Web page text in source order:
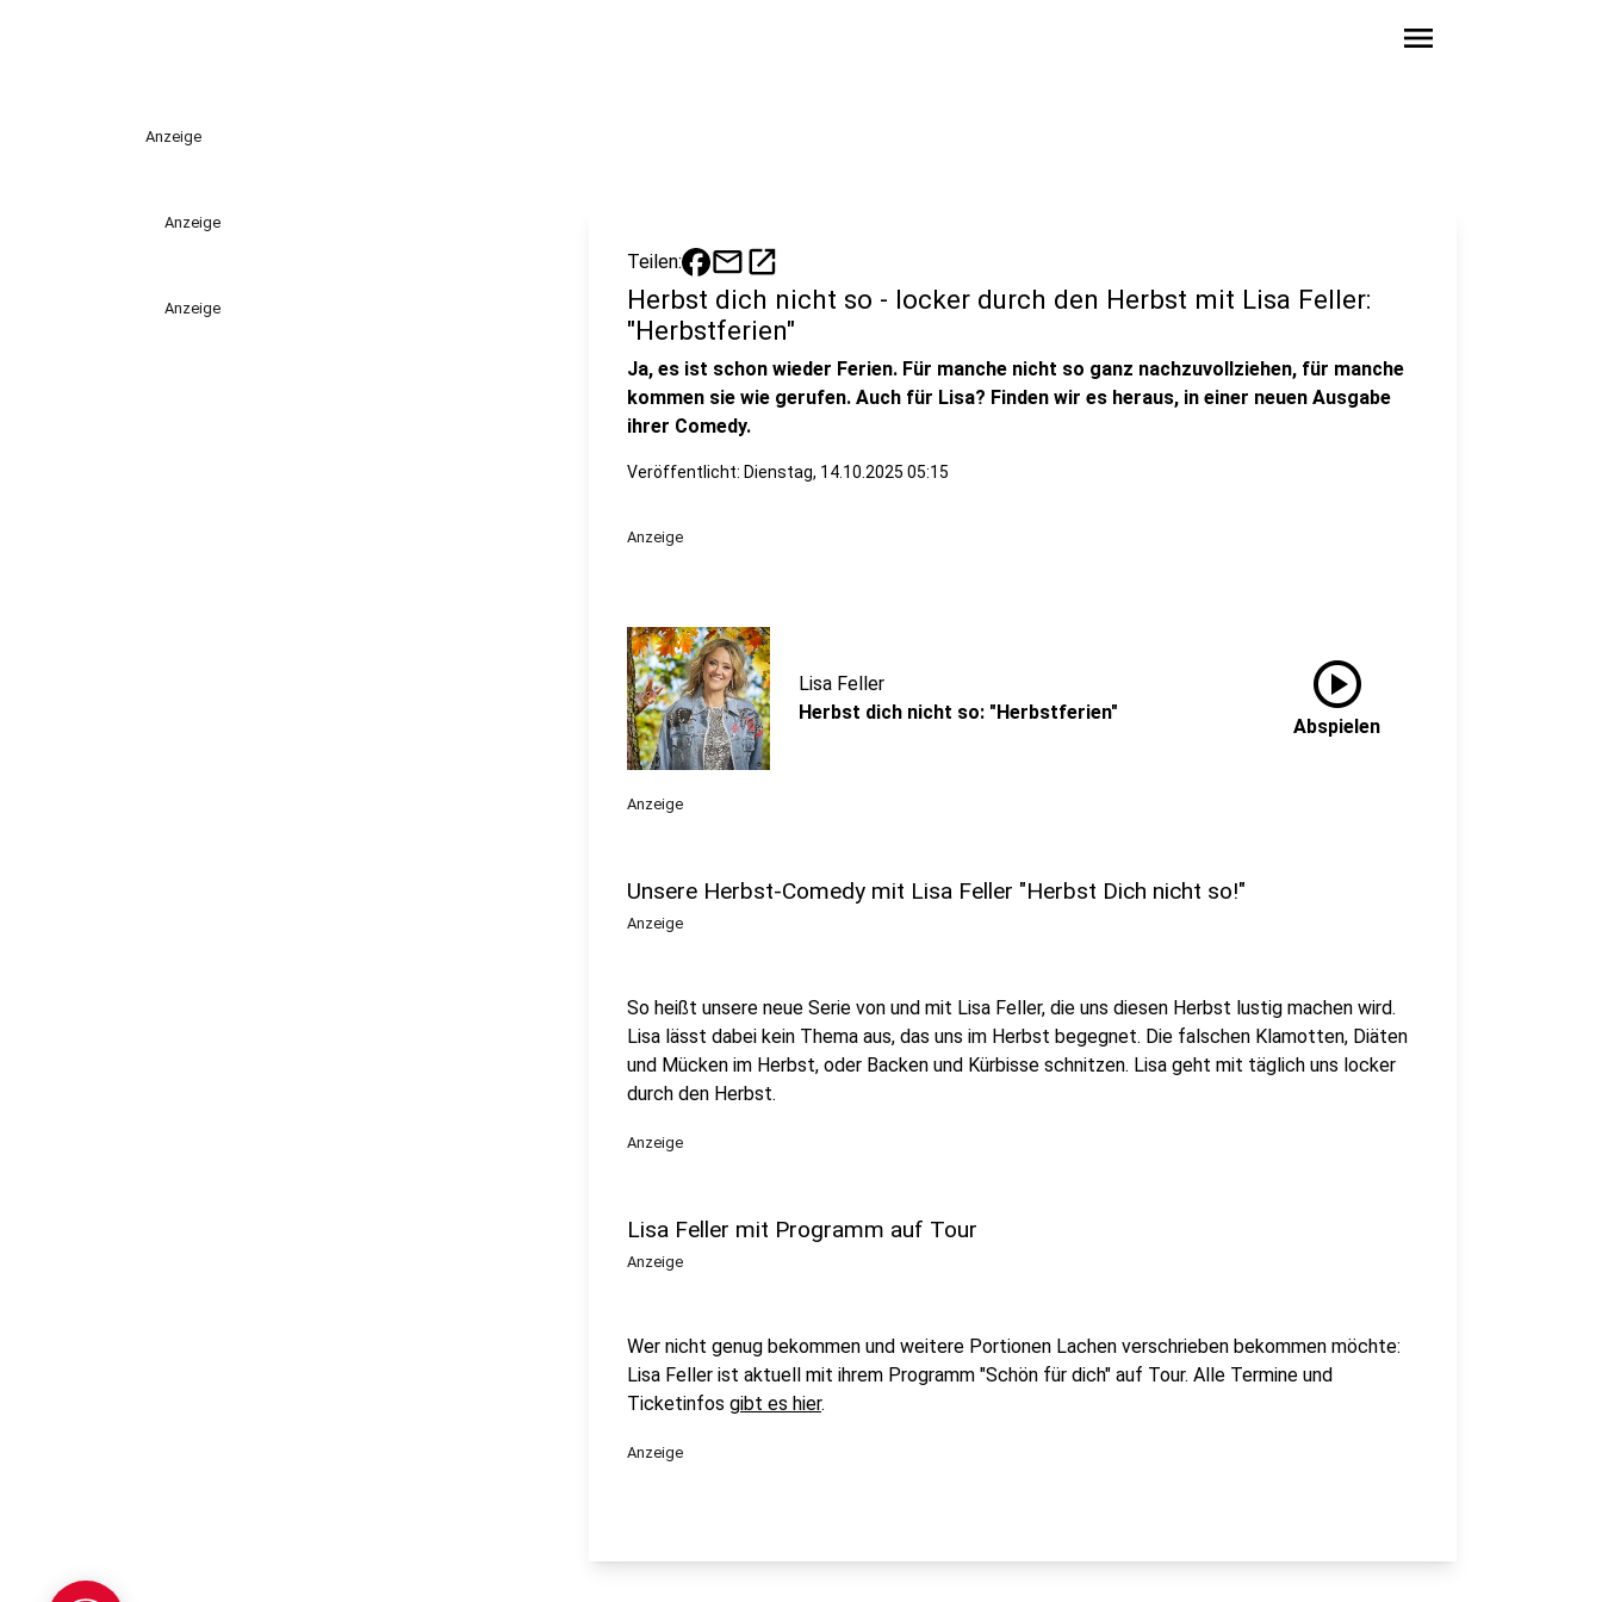
menu
Anzeige
Anzeige
Anzeige
Teilen: mailopen_in_new
Herbst dich nicht so - locker durch den Herbst mit Lisa Feller:
"Herbstferien"
Ja, es ist schon wieder Ferien. Für manche nicht so ganz nachzuvollziehen, für manche
kommen sie wie gerufen. Auch für Lisa? Finden wir es heraus, in einer neuen Ausgabe
ihrer Comedy.
Veröffentlicht: Dienstag, 14.10.2025 05:15
Anzeige
Lisa Feller
Herbst dich nicht so: "Herbstferien"
play_circle
Abspielen
Anzeige
Unsere Herbst-Comedy mit Lisa Feller "Herbst Dich nicht so!"
Anzeige
So heißt unsere neue Serie von und mit Lisa Feller, die uns diesen Herbst lustig machen wird.
Lisa lässt dabei kein Thema aus, das uns im Herbst begegnet. Die falschen Klamotten, Diäten
und Mücken im Herbst, oder Backen und Kürbisse schnitzen. Lisa geht mit täglich uns locker
durch den Herbst.
Anzeige
Lisa Feller mit Programm auf Tour
Anzeige
Wer nicht genug bekommen und weitere Portionen Lachen verschrieben bekommen möchte:
Lisa Feller ist aktuell mit ihrem Programm "Schön für dich" auf Tour. Alle Termine und
Ticketinfos gibt es hier.
Anzeige